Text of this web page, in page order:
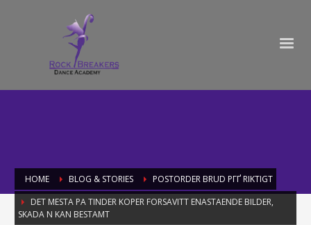
HOME BLOG & STORIES
POSTORDER BRUD PГҐ RIKTIGT
DET MESTA PA TINDER KOPER FORSAVITT ENASTAENDE BILDER,
SKADA N KAN BESTAMT